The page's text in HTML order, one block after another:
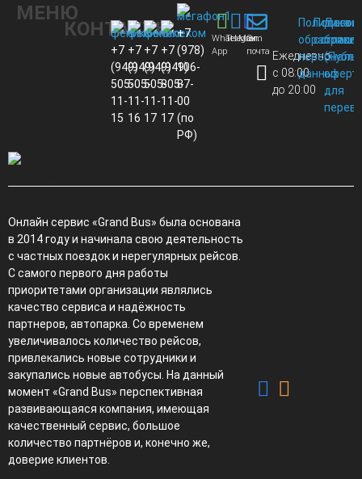
МЕНЮ
КОНТАКТЫ
+7
(949)
505-
11-
15
+7
(949)
505-
11-
16
+7
(949)
505-
11-
17
+7
(949)
805-
11-
17
+7
(978)
106-
87-
00
(по
РФ)
Whats
App
Telegram
MaxЭл.
почта Ежедневно
с 08:00
до 20:00
Политика
обработки
данных
для
Онлайн сервис «Grand Bus» была основана
в 2014 году и начинала свою деятельность
с частных поездок и нерегулярных рейсов.
С самого первого дня работы
приоритетами организации являлись
качество сервиса и надёжность
партнеров, автопарка. Со временем
увеличивалось количество рейсов,
привлекались новые сотрудники и
закупались новые автобусы. На данный
момент «Grand Bus» перспективная
развивающаяся компания, имеющая
качественный сервис, большое
количество партнёров и, конечно же,
доверие клиентов.